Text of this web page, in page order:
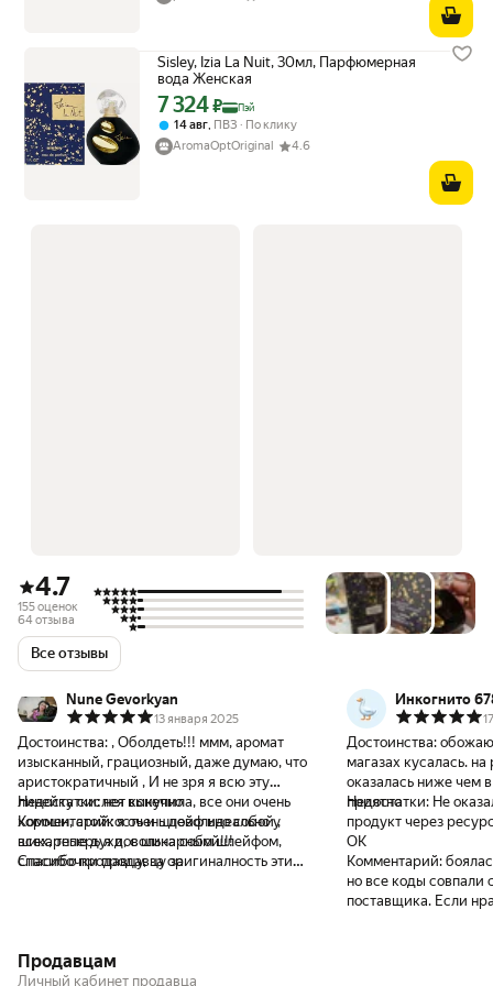
Sisley, Izia La Nuit, 30мл, Парфюмерная
вода Женская
Цена с картой Яндекс Пэй 7324 ₽ вместо
7 324₽ Пэй
14 авг, ПВЗ
По клику
AromaOptOriginal
4.6
4.7
155 оценок
64 отзыва
Все отзывы
Nune Gevorkyan
13 января 2025
Достоинства: , Оболдеть!!! ммм, аромат
изысканный, грациозный, даже думаю, что
аристократичный , И не зря я всю эту
линейку сислея выкупила, все они очень
хороши, стойкость и шлейф идеально у
всех, теперь я довольна собой!!!
спасибочки продавцу за
Недостатки: нет конечно
Комментарий: я очень довольно собой ,
шикарные духи, с шикарным шлейфом,
Спасибо продавцу, за оригиналность этих
Инкогнито
Достоинства: обожаю
магазах кусалась.
оказалась ниже чем в DF ,
приятно
Недостатки: Не
продукт через
ОК
Комментарий:
но все коды совпали
поставщика. Если
Продавцам
Личный кабинет продавца